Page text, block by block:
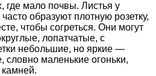
где мало почвы. Листья у
образуют плотную розетку,
чтобы согреться. Они могут
лопатчатые, с
небольшие, но яркие —
маленькие огоньки,